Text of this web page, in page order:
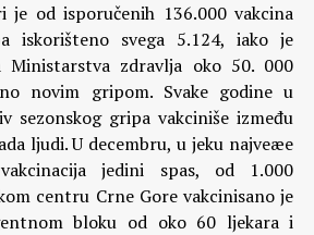
je od isporučenih 136.000 vakcina
iskorišteno svega 5.124, iako je
Ministarstva zdravlja oko 50. 000
novim gripom. Svake godine u
sezonskog gripa vakciniše između
ljudi. U decembru, u jeku najveæe
jedini spas, od 1.000
centru Crne Gore vakcinisano je
bloku od oko 60 ljekara i